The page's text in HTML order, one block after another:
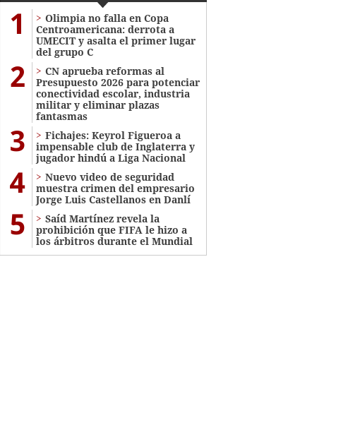
1
Olimpia no falla en Copa
Centroamericana: derrota a
UMECIT y asalta el primer lugar
del grupo C
2
CN aprueba reformas al
Presupuesto 2026 para potenciar
conectividad escolar, industria
militar y eliminar plazas
fantasmas
3
Fichajes: Keyrol Figueroa a
impensable club de Inglaterra y
jugador hindú a Liga Nacional
4
Nuevo video de seguridad
muestra crimen del empresario
Jorge Luis Castellanos en Danlí
5
Saíd Martínez revela la
prohibición que FIFA le hizo a
los árbitros durante el Mundial